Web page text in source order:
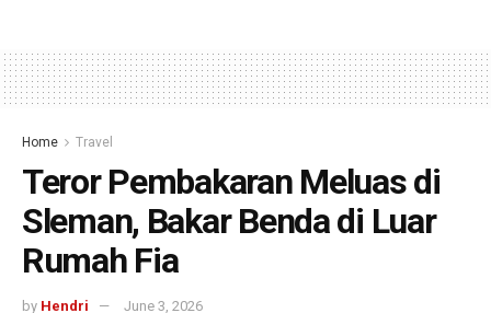
Home Travel
Teror Pembakaran Meluas di
Sleman, Bakar Benda di Luar
Rumah Fia
by Hendri June 3, 2026